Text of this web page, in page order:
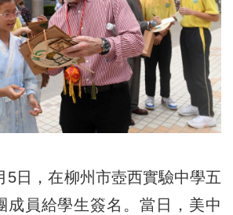
，在柳州市壺西實驗中學五
成員給學生簽名。當日，美中